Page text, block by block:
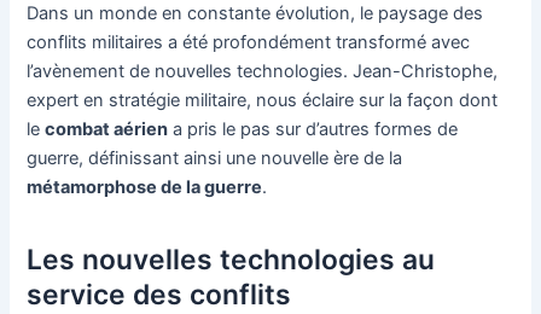
Dans un monde en constante évolution, le paysage des
conflits militaires a été profondément transformé avec
l’avènement de nouvelles technologies. Jean-Christophe,
expert en stratégie militaire, nous éclaire sur la façon dont
lecombat aérien a pris le pas sur d’autres formes de
guerre, définissant ainsi une nouvelle ère de la
métamorphose de la guerre.
Les nouvelles technologies au
service des conflits